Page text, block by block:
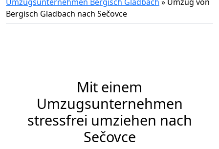
Bergisch Gladbach nach Sečovce
Mit einem
Umzugsunternehmen
stressfrei umziehen nach
Sečovce